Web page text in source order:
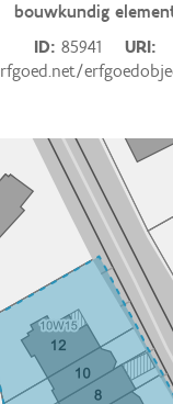
bouwkundig
ID 85941
URI